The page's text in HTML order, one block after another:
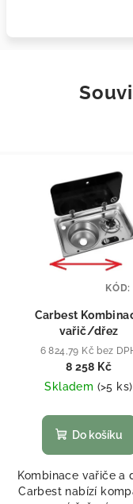
Carbest
vařič/dřez
6 824,79 Kč bez
8 258 Kč
Skladem (>5 ks)
Do košíku
Kombinace vařiče a
Carbest nabízí
KÓD: